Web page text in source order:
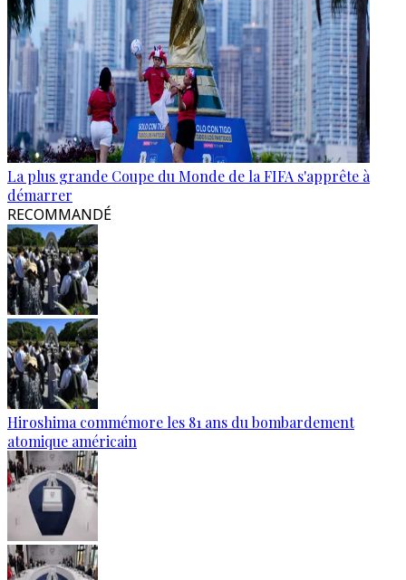
La plus grande Coupe du Monde de la FIFA s'apprête à
démarrer
RECOMMANDÉ
Hiroshima commémore les 81 ans du bombardement
atomique américain